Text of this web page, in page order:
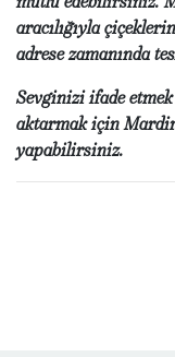
aracılığıyla
adrese zamanında
Sevginizi ifade etmek
aktarmak için
yapabilirsiniz.